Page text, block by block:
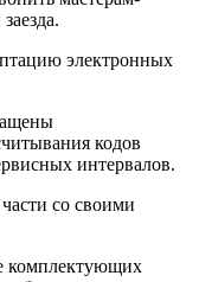
электронных
кодов
интервалов.
со своими
комплектующих